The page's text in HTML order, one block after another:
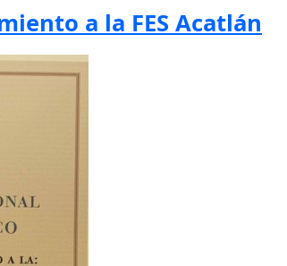
a la FES Acatlán